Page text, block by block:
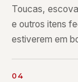
Toucas,
e outros itens
estiverem em
04